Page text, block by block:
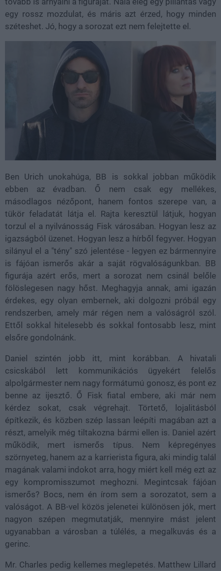
egy rossz mozdulat, és máris azt érzed, hogy minden
széteshet. Jó, hogy a sorozat ezt nem felejtette el.
Ben Urich unokahúga, BB is sokkal jobban működik
ebben az évadban. Ő nem csak egy mellékes,
másodlagos nézőpont, hanem fontos szerepe van, a
tükör feladatát látja el. Rajta keresztül látjuk, hogyan
torzul el a nyilvánosság Fisk városában. Hogyan lesz az
igazságból üzenet. Hogyan lesz a hírből fegyver. Hogyan
silányul el a "tény" szó jelentése - legyen ez bármennyire
is fájóan ismerős akár a saját rögvalóságunkban. BB
figurája azért erős, mert a sorozat nem csinál belőle
fölöslegesen nagy hőst. Meghagyja annak, ami igazán
érdekes, egy olyan embernek, aki dolgozni próbál egy
rendszerben, amely már régen nem a valóságról szól.
Ettől sokkal hitelesebb és sokkal fontosabb lesz, mint
elsőre gondolnánk.
Daniel szintén jobb itt, mint korábban. A hivatali
csicskából lett kommunikációs ügyekért felelős
alpolgármester nem nagy formátumú gonosz, és pont ez
benne az ijesztő. Ő Fisk fiatal embere, aki már nem
kérdez sokat, csak végrehajt. Törtető, lojalitásból
építkezik, és közben szép lassan leépíti magában azt a
részt, amelyik még tiltakozna bármi ellen is. Daniel azért
működik, mert ismerős típus. Nem képregényes
szörnyeteg, hanem az a karrierista figura, aki mindig talál
magának valami indokot arra, hogy miért kell még ezt az
egy kompromisszumot meghozni. Megintcsak fájóan
ismerős? Bocs, nem én írom sem a sorozatot, sem a
valóságot. A BB-vel közös jelenetei különösen jók, mert
nagyon szépen megmutatják, mennyire mást jelent
ugyanabban a városban a túlélés, a megalkuvás és a
gerinc.
Mr. Charles pedig kellemes meglepetés. Matthew Lillard